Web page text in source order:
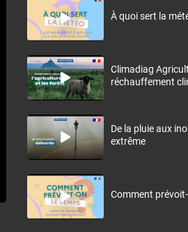
À quoi sert la
Climadiag
réchauffement
De la pluie aux
extrême
Comment